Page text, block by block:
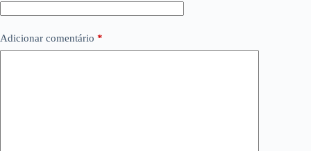
Adicionar comentário *